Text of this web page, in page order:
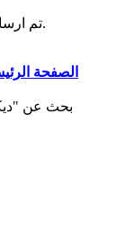
تم ارسال رابط استعادة كلمة المرور الى بريدك بنجاح.
الصفحة
بحث عن